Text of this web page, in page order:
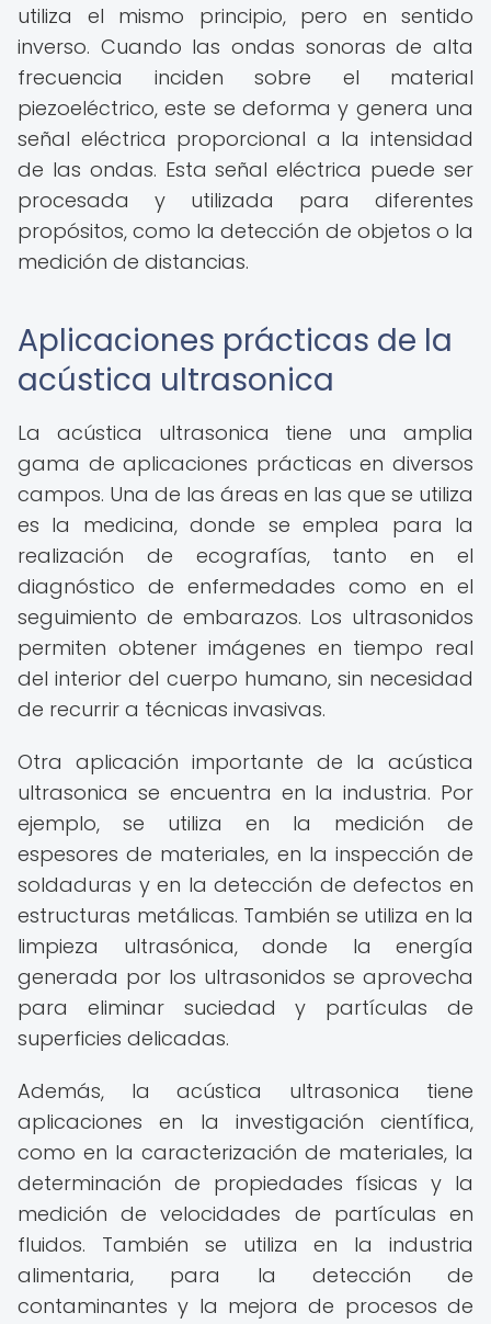
utiliza el mismo principio, pero en sentido
inverso. Cuando las ondas sonoras de alta
frecuencia inciden sobre el material
piezoeléctrico, este se deforma y genera una
señal eléctrica proporcional a la intensidad
de las ondas. Esta señal eléctrica puede ser
procesada y utilizada para diferentes
propósitos, como la detección de objetos o la
medición de distancias.
Aplicaciones prácticas de la
acústica ultrasonica
La acústica ultrasonica tiene una amplia
gama de aplicaciones prácticas en diversos
campos. Una de las áreas en las que se utiliza
es la medicina, donde se emplea para la
realización de ecografías, tanto en el
diagnóstico de enfermedades como en el
seguimiento de embarazos. Los ultrasonidos
permiten obtener imágenes en tiempo real
del interior del cuerpo humano, sin necesidad
de recurrir a técnicas invasivas.
Otra aplicación importante de la acústica
ultrasonica se encuentra en la industria. Por
ejemplo, se utiliza en la medición de
espesores de materiales, en la inspección de
soldaduras y en la detección de defectos en
estructuras metálicas. También se utiliza en la
limpieza ultrasónica, donde la energía
generada por los ultrasonidos se aprovecha
para eliminar suciedad y partículas de
superficies delicadas.
Además, la acústica ultrasonica tiene
aplicaciones en la investigación científica,
como en la caracterización de materiales, la
determinación de propiedades físicas y la
medición de velocidades de partículas en
fluidos. También se utiliza en la industria
alimentaria, para la detección de
contaminantes y la mejora de procesos de